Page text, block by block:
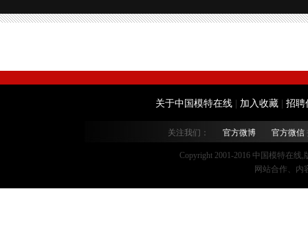
关于中国模特在线 加入收藏 招聘
关注我们： 官方微博 官方微信
Copyright 2001-2016 中国模特在线
网站合作、内